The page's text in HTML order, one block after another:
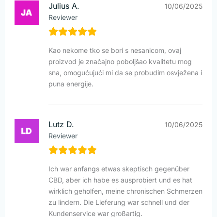
Julius A.
Reviewer
10/06/2025
Kao nekome tko se bori s nesanicom, ovaj
proizvod je značajno poboljšao kvalitetu mog
sna, omogućujući mi da se probudim osvježena i
puna energije.
Lutz D.
Reviewer
10/06/2025
Ich war anfangs etwas skeptisch gegenüber
CBD, aber ich habe es ausprobiert und es hat
wirklich geholfen, meine chronischen Schmerzen
zu lindern. Die Lieferung war schnell und der
Kundenservice war großartig.